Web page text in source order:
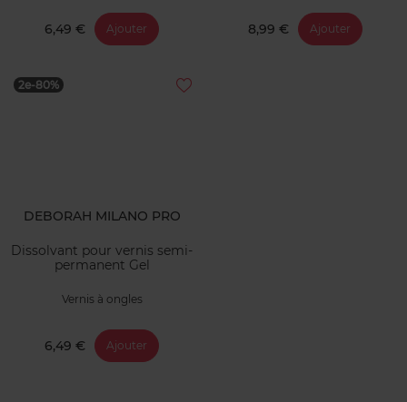
6,49 € Ajouter 8,99 € Ajouter
2e-80%
DEBORAH MILANO PRO
Dissolvant pour vernis semi-
permanent Gel
Vernis à ongles
6,49 € Ajouter